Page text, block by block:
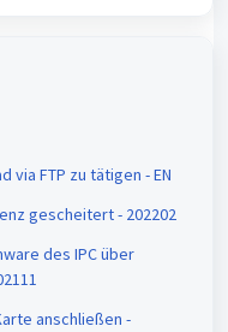
via FTP zu tätigen - EN
gescheitert - 202202
des IPC über
anschließen -